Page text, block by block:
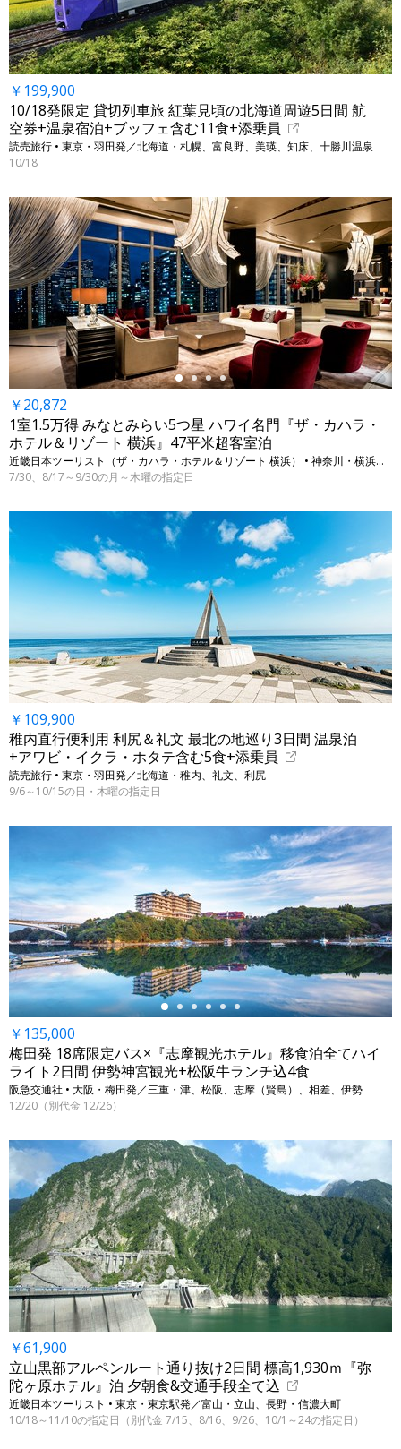
￥199,900
10/18発限定 貸切列車旅 紅葉見頃の北海道周遊5日間 航
空券+温泉宿泊+ブッフェ含む11食+添乗員
読売旅行 • 東京・羽田発／北海道・札幌、富良野、美瑛、知床、十勝川温泉
10/18
←
￥20,872
1室1.5万得 みなとみらい5つ星 ハワイ名門『ザ・カハラ・
ホテル＆リゾート 横浜』47平米超客室泊
近畿日本ツーリスト（ザ・カハラ・ホテル＆リゾート 横浜） • 神奈川・横浜（みなとみらい）
7/30、8/17～9/30の月～木曜の指定日
￥109,900
稚内直行便利用 利尻＆礼文 最北の地巡り3日間 温泉泊
+アワビ・イクラ・ホタテ含む5食+添乗員
読売旅行 • 東京・羽田発／北海道・稚内、礼文、利尻
9/6～10/15の日・木曜の指定日
←
￥135,000
梅田発 18席限定バス×『志摩観光ホテル』移食泊全てハイ
ライト2日間 伊勢神宮観光+松阪牛ランチ込4食
阪急交通社 • 大阪・梅田発／三重・津、松阪、志摩（賢島）、相差、伊勢
12/20（別代金 12/26）
￥61,900
立山黒部アルペンルート通り抜け2日間 標高1,930ｍ『弥
陀ヶ原ホテル』泊 夕朝食&交通手段全て込
近畿日本ツーリスト • 東京・東京駅発／富山・立山、長野・信濃大町
10/18～11/10の指定日（別代金 7/15、8/16、9/26、10/1～24の指定日）